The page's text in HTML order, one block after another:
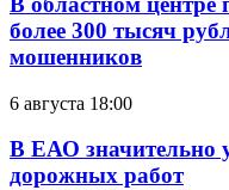
более 300 тысяч
мошенников
6 августа 18:00
В ЕАО значительно
дорожных работ